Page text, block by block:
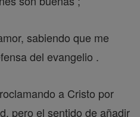
sabiendo que me
del evangelio .
a Cristo por
pero el sentido de añadir